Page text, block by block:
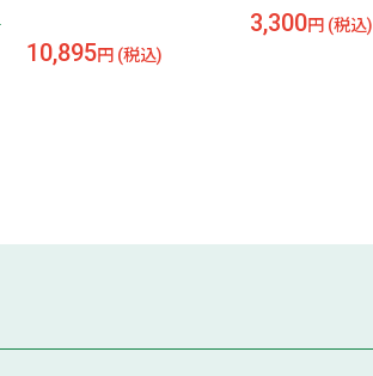
10,895円 (税込)
3,300円 (税込)